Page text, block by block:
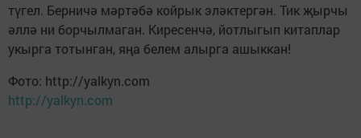
түгел. Берничә мәртәбә койрык эләктергән. Тик җырчы
әллә ни борчылмаган. Киресенчә, йотлыгып китаплар
укырга тотынган, яңа белем алырга ашыккан!
Фото: http://yalkyn.com
http://yalkyn.com